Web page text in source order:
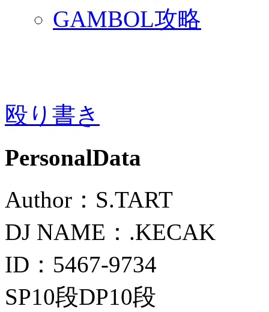
GAMBOL攻略
殴り書き
PersonalData
Author：S.TART
DJ NAME：.KECAK
ID：5467-9734
SP10段DP10段